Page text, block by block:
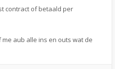
contract of betaald per
aub alle ins en outs wat de